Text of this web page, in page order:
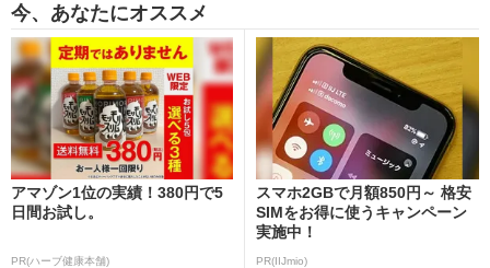
今、あなたにオススメ
アマゾン1位の実績！380円で5
日間お試し。
PR(ハーブ健康本舗)
スマホ2GBで月額850円～ 格安
SIMをお得に使うキャンペーン
実施中！
PR(IIJmio)